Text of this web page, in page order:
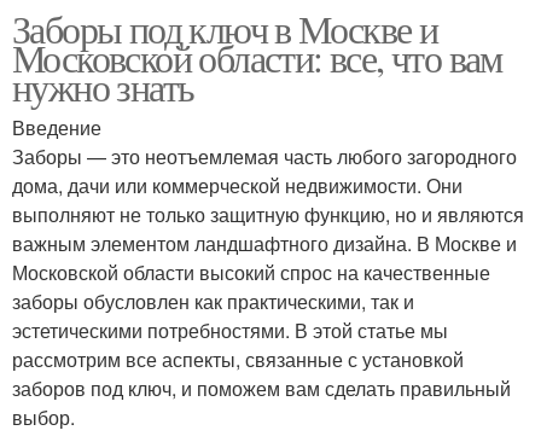
Заборы под ключ в Москве и
Московской области: все, что вам
нужно знать
Введение
Заборы — это неотъемлемая часть любого загородного
дома, дачи или коммерческой недвижимости. Они
выполняют не только защитную функцию, но и являются
важным элементом ландшафтного дизайна. В Москве и
Московской области высокий спрос на качественные
заборы обусловлен как практическими, так и
эстетическими потребностями. В этой статье мы
рассмотрим все аспекты, связанные с установкой
заборов под ключ, и поможем вам сделать правильный
выбор.